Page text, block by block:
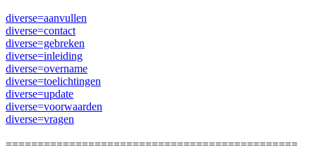
diverse=aanvullen
diverse=contact
diverse=gebreken
diverse=inleiding
diverse=overname
diverse=toelichtingen
diverse=update
diverse=voorwaarden
diverse=vragen
==============================================